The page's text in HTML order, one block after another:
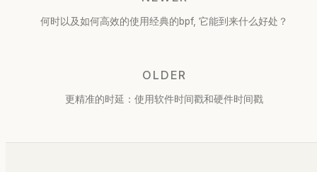
何时以及如何高效的使用经典的bpf, 它能到来什么好处？
OLDER
更精准的时延：使用软件时间戳和硬件时间戳